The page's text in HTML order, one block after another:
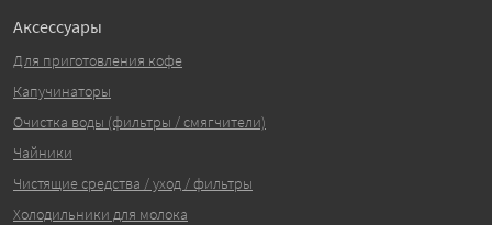
Аксессуары
Для приготовления кофе
Капучинаторы
Очистка воды (фильтры / смягчители)
Чайники
Чистящие средства / уход / фильтры
Холодильники для молока